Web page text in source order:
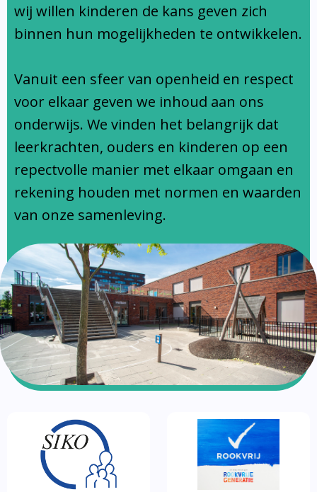
Ondersteuningsprofiel
wij willen kinderen de kans geven zich
binnen hun mogelijkheden te ontwikkelen.
Vanuit een sfeer van openheid en respect
voor elkaar geven we inhoud aan ons
onderwijs. We vinden het belangrijk dat
leerkrachten, ouders en kinderen op een
repectvolle manier met elkaar omgaan en
rekening houden met normen en waarden
van onze samenleving.